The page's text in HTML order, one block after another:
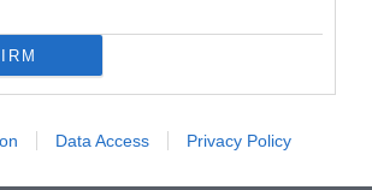
Data Access Privacy Policy
eleccions, necessitarem
no se'ls vinculi de primeres
important, l'econòmic serà molt